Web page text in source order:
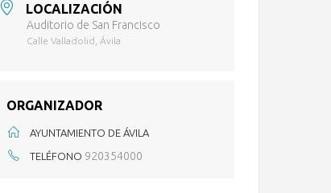
LOCALIZACIÓN
Auditorio de San Francisco
Calle Valladolid, Ávila
ORGANIZADOR
AYUNTAMIENTO DE ÁVILA
TELÉFONO 920354000